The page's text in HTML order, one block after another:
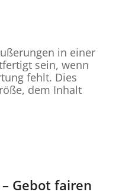
in einer
sein, wenn
fehlt. Dies
dem Inhalt
Gebot fairen